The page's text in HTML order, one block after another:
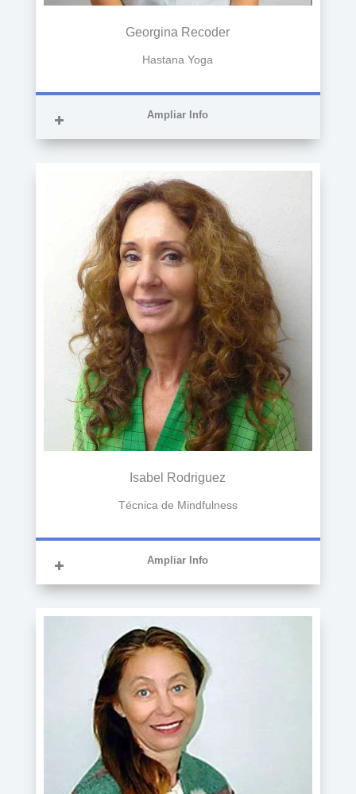
Georgina Recoder
Hastana Yoga
Ampliar Info
Isabel Rodriguez
Técnica de Mindfulness
Ampliar Info